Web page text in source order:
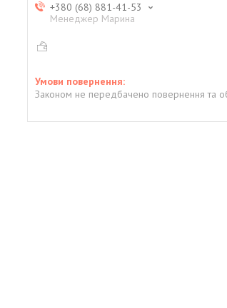
+380 (68) 881-41-53
Менеджер Марина
Законом не передбачено повернення та